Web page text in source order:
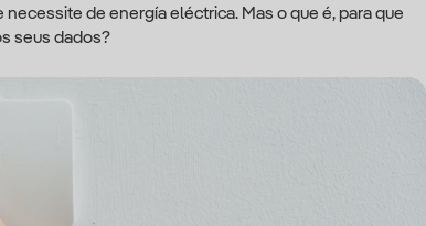
de energía eléctrica. Mas o que é, para que
seus dados?